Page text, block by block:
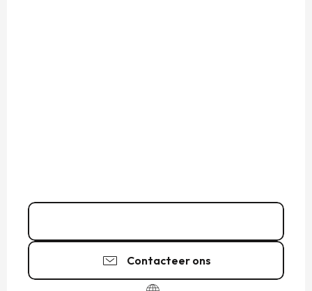
Contacteer ons